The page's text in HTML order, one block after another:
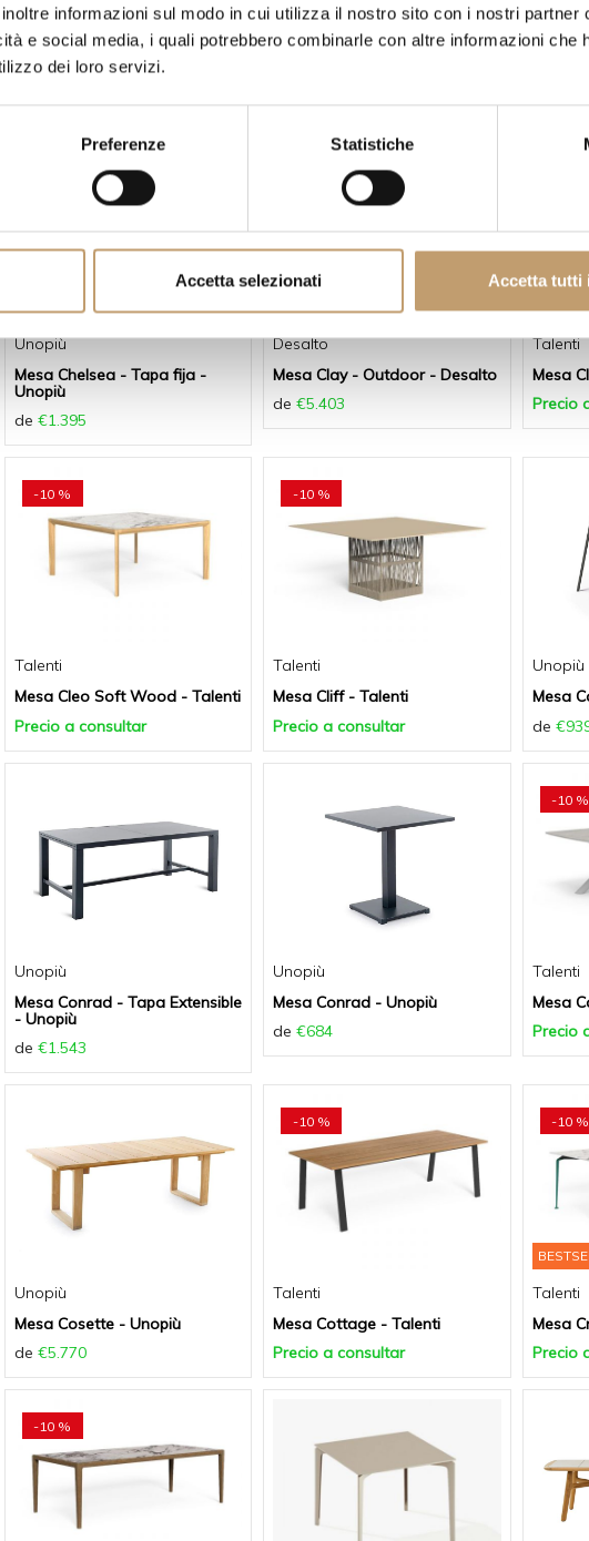
informazioni sul modo in cui utilizza il nostro sito con i nostri partner
e social media, i quali potrebbero combinarle con altre informazioni che
dei loro servizi.
Preferenze Statistiche
Accetta selezionati Accetta tutti
Talenti
Mesa Capri - Talenti
Talenti
Mesa Casilda - Talenti
Unopiù
Mesa
Unopiù
Mesa Chelsea - Tapa fija -
Unopiù
de €1.395
Desalto
Mesa Clay - Outdoor - Desalto
de €5.403
Talenti
Mesa
Precio
-10 %
Talenti
Mesa Cleo Soft Wood - Talenti
Precio a consultar
-10 %
Talenti
Mesa Cliff - Talenti
Precio a consultar
Unopiù
Mesa
de
Unopiù
Mesa Conrad - Tapa Extensible
- Unopiù
de €1.543
Unopiù
Mesa Conrad - Unopiù
de €684
-10 %
Talenti
Mesa
Precio
Unopiù
Mesa Cosette - Unopiù
de €5.770
-10 %
Talenti
Mesa Cottage - Talenti
Precio a consultar
-10 %
Talenti
Mesa
Precio
-10 %